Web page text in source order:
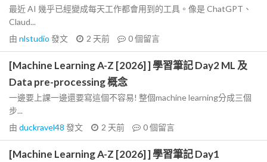
最近 AI 幾乎已經變成每天工作都會用到的工具。像是 ChatGPT、
Claud...
由 nlstudio 發文 2 天前 0個留言
[Machine Learning A-Z [2026] ] 學習筆記 Day2 ML 及
Data pre-processing 概念
一邊要上課一邊還要寫這個不容易! 整個machine learning分成三個
步...
由 duckravel48 發文 2 天前 0個留言
[Machine Learning A-Z [2026] ] 學習筆記 Day1